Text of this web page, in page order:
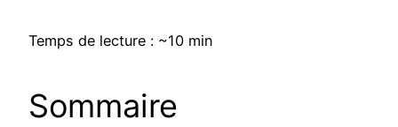
Temps de lecture : ~10 min
Sommaire